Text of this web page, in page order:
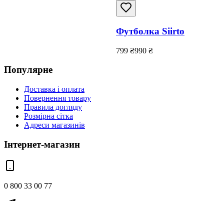
Футболка Siirto
799 ₴990 ₴
Популярне
Доставка і оплата
Повернення товару
Правила догляду
Розмірна сітка
Адреси магазинів
Інтернет-магазин
0 800 33 00 77